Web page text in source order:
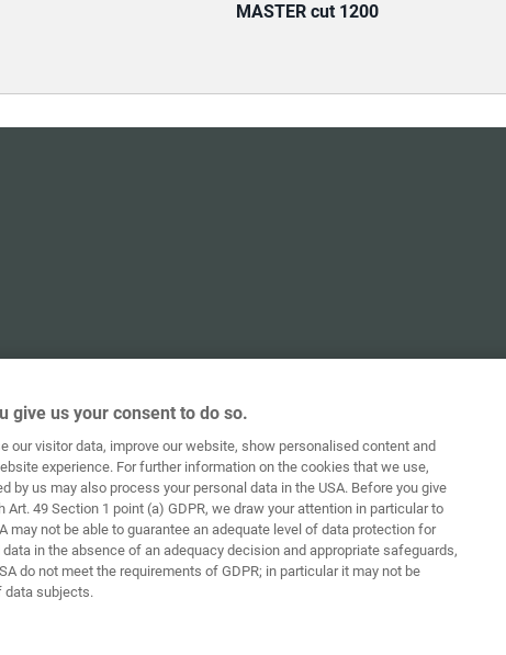
MASTER cut 1200
give us your consent to do so.
our visitor data, improve our website, show personalised content and
experience. For further information on the cookies that we use,
by us may also process your personal data in the USA. Before you give
49 Section 1 point (a) GDPR, we draw your attention in particular to
may not be able to guarantee an adequate level of data protection for
in the absence of an adequacy decision and appropriate safeguards,
do not meet the requirements of GDPR; in particular it may not be
data subjects.